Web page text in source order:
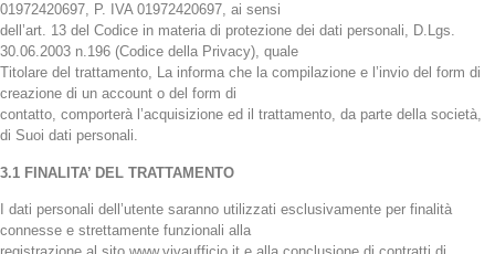
01972420697, P. IVA 01972420697, ai sensi
dell’art. 13 del Codice in materia di protezione dei dati personali, D.Lgs.
30.06.2003 n.196 (Codice della Privacy), quale
Titolare del trattamento, La informa che la compilazione e l’invio del form di
creazione di un account o del form di
contatto, comporterà l’acquisizione ed il trattamento, da parte della società,
di Suoi dati personali.
3.1 FINALITA’ DEL TRATTAMENTO
I dati personali dell’utente saranno utilizzati esclusivamente per finalità
connesse e strettamente funzionali alla